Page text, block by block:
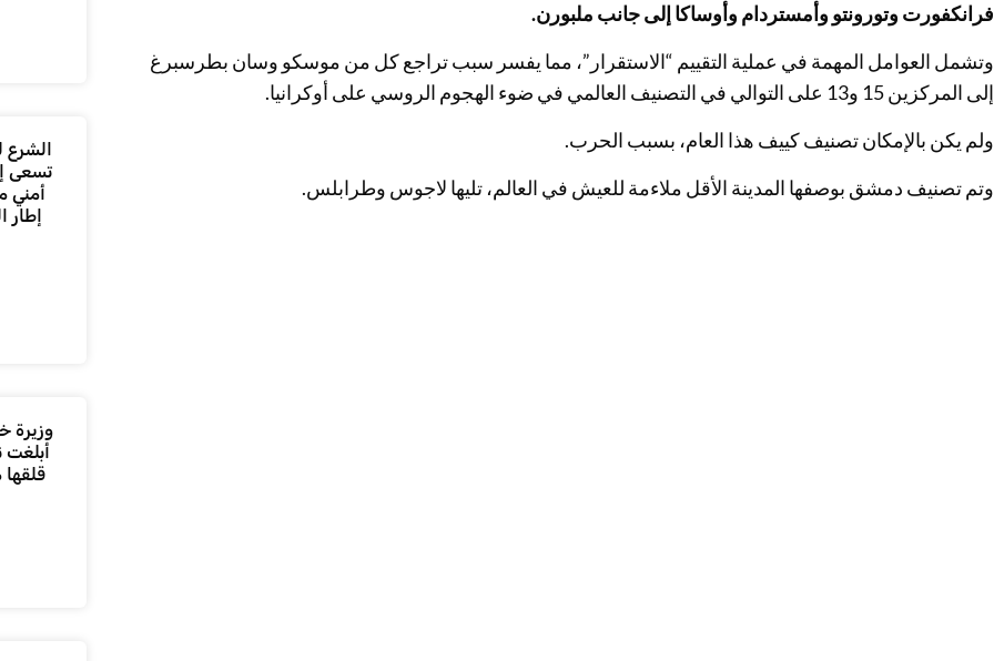
فرانكفورت وتورونتو وأمستردام وأوساكا إلى جانب ملبورن.
وتشمل العوامل المهمة في عملية التقييم “الاستقرار”، مما يفسر سبب تراجع كل من موسكو وسان بطرسبرغ
إلى المركزين 15 و13 على التوالي في التصنيف العالمي في ضوء الهجوم الروسي على أوكرانيا.
ولم يكن بالإمكان تصنيف كييف هذا العام، بسبب الحرب.
وتم تصنيف دمشق بوصفها المدينة الأقل ملاءمة للعيش في العالم، تليها لاجوس وطرابلس.
الشرع
تسعى
أمني
إطار
وزيرة
أبلغت